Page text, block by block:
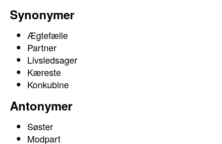
Synonymer
Ægtefælle
Partner
Livsledsager
Kæreste
Konkubine
Antonymer
Søster
Modpart